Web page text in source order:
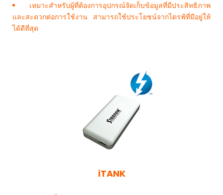
เหมาะสำหรับผู้ที่ต้องการอุปกรณ์จัดเก็บข้อมูลที่มีประสิทธิภาพ
และสะดวกต่อการใช้งาน สามารถใช้ประโยชน์จากไดรฟ์ที่มีอยู่ให้
ได้ดีที่สุด
iTANK